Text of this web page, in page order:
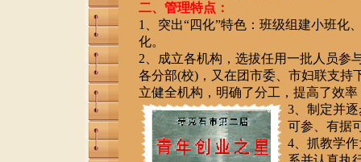
二、管理特点：
1、突出“四化”特色：班级组建小班化
化。
2、成立各机构，选拔任用一批人员参
各分部(校)，又在团市委、市妇联支持
立健全机构，明确了分工，提高了效
3、制定并
可参、有据
4、抓教学